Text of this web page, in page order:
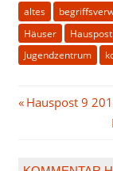
altes
Häuser
Jugendzentrum
Vorheriger
Hauspost 9